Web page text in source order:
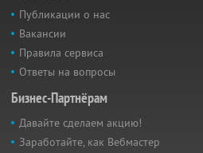
Публикации о нас
Вакансии
Правила сервиса
Ответы на вопросы
Бизнес-Партнёрам
Давайте сделаем акцию!
Заработайте, как Вебмастер